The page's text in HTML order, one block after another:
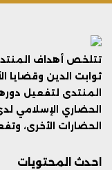
تتلخص أهداف
ثوابت الدين وقضايا
المنتدى لتفعيل
الحضاري الإسلامي
الحضارات الأخرى،
احدث المحتويات